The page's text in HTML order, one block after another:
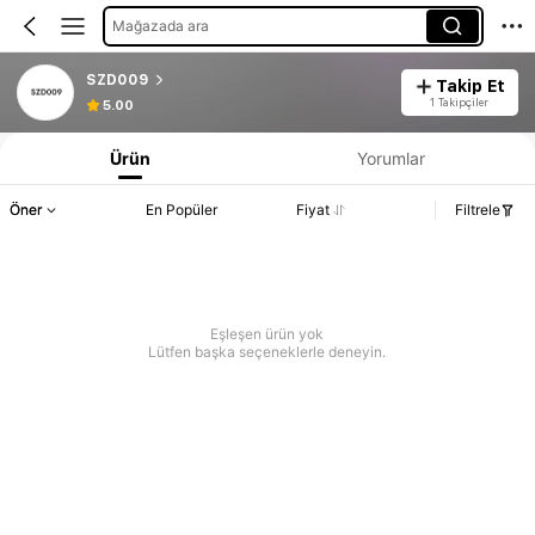
Mağazada ara
SZD009
5.00
Takip Et
1 Takipçiler
Ürün Yorumlar
Öner En Popüler Fiyat Filtrele
Eşleşen ürün yok
Lütfen başka seçeneklerle deneyin.